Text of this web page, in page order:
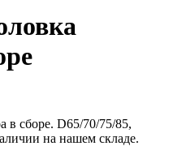
в сборе. D65/70/75/85,
на нашем складе.